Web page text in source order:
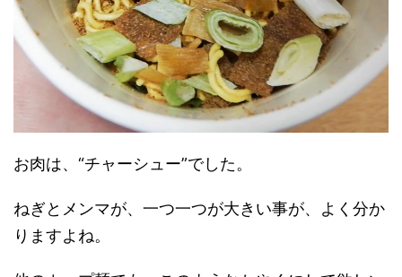
お肉は、“チャーシュー”でした。
ねぎとメンマが、一つ一つが大きい事が、よく分か
りますよね。